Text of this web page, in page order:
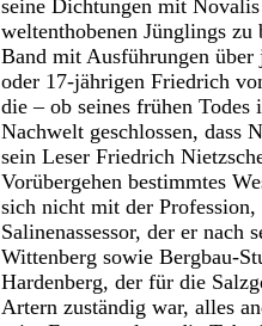
seine Dichtungen mit
weltenthobenen Jünglings
Band mit Ausführungen
oder 17-jährigen Friedrich
die – ob seines frühen
Nachwelt geschlossen, dass
sein Leser Friedrich
Vorübergehen bestimmtes
sich nicht mit der
Salinenassessor, der er nach
Wittenberg sowie Bergbau-
Hardenberg, der für die
Artern zuständig war, alles